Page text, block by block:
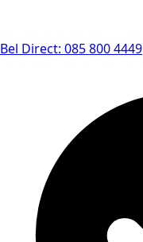
Bel Direct: 085 800 4449